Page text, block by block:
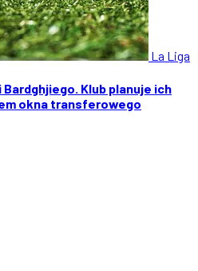
La Liga
Klub planuje ich
okna transferowego